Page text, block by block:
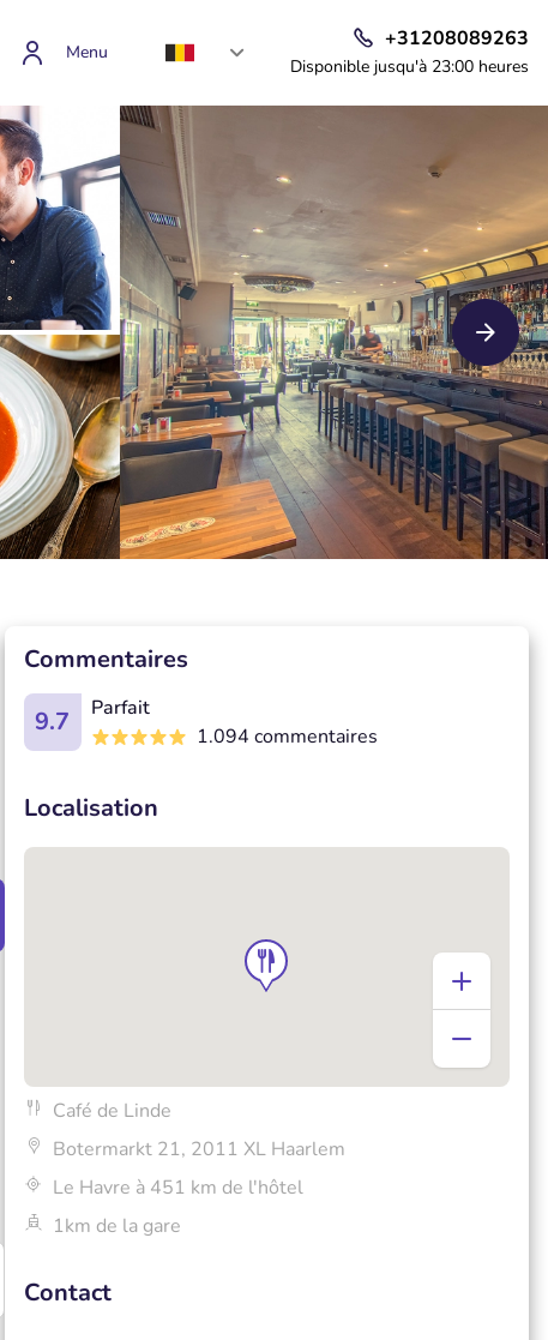
Menu
+31208089263
Disponible jusqu'à 23:00 heures
Commentaires
9.7
Parfait
1.094 commentaires
Localisation
Café de Linde
Botermarkt 21, 2011 XL Haarlem
Le Havre à 451 km de l'hôtel
1km de la gare
Contact